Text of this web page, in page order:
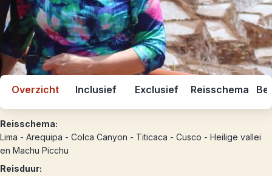
Overzicht Inclusief Exclusief Reisschema
Reisschema:
Lima - Arequipa - Colca Canyon - Titicaca - Cusco - Heilige vallei
en Machu Picchu
Reisduur: